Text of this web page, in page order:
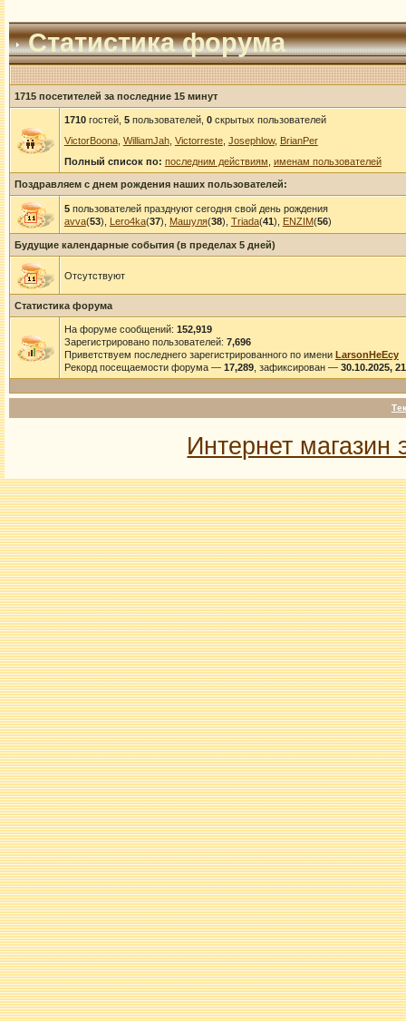
Статистика форума
1715 посетителей за последние 15 минут
1710гостей, 5пользователей, 0скрытых пользователей
VictorBoona, WilliamJah, Victorreste, Josephlow, BrianPer
Полный список по: последним действиям именам пользователей
Поздравляем с днем рождения наших пользователей:
5пользователей празднуют сегодня свой день рождения
avva(53), Lero4ka(37), Машуля(38), Triada(41), ENZIM(56)
Будущие календарные события (в пределах 5 дней)
Отсутствуют
Статистика форума
На форуме сообщений: 152,919
Зарегистрировано пользователей: 7,696
Приветствуем последнего зарегистрированного по имени LarsonHeEcy
Рекорд посещаемости форума — 17,289, зафиксирован — 30.10.2025,
Интернет